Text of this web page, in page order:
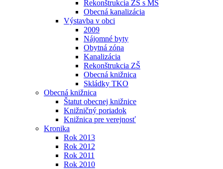
Rekonštrukcia ZŠ s MŠ
Obecná kanalizácia
Výstavba v obci
2009
Nájomné byty
Obytná zóna
Kanalizácia
Rekonštrukcia ZŠ
Obecná knižnica
Skládky TKO
Obecná knižnica
Štatut obecnej knižnice
Knižničný poriadok
Knižnica pre verejnosť
Kronika
Rok 2013
Rok 2012
Rok 2011
Rok 2010